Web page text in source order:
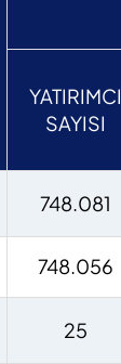
YATIRIMCI
SAYISI
748.081
748.056
25